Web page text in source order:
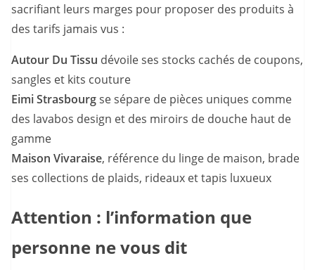
sacrifiant leurs marges pour proposer des produits à
des tarifs jamais vus :
Autour Du Tissu dévoile ses stocks cachés de coupons,
sangles et kits couture
Eimi Strasbourgse sépare de pièces uniques comme
des lavabos design et des miroirs de douche haut de
gamme
Maison Vivaraise, référence du linge de maison, brade
ses collections de plaids, rideaux et tapis luxueux
Attention : l’information que
personne ne vous dit